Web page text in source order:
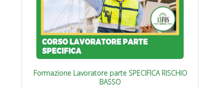
Formazione Lavoratore parte SPECIFICA RISCHIO
BASSO